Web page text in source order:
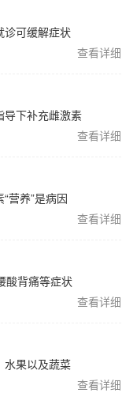
诊可缓解症状
查看详细
导下补充雌激素
查看详细
营养”是病因
查看详细
酸背痛等症状
查看详细
水果以及蔬菜
查看详细